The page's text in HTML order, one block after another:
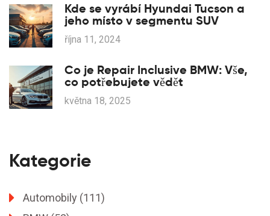
Kde se vyrábí Hyundai Tucson a
jeho místo v segmentu SUV
října 11, 2024
Co je Repair Inclusive BMW: Vše,
co potřebujete vědět
května 18, 2025
Kategorie
Automobily (111)